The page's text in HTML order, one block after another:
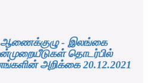
ஆணைக்குழு - இலங்கை
தொடர்பில்
அறிக்கை 20.12.2021